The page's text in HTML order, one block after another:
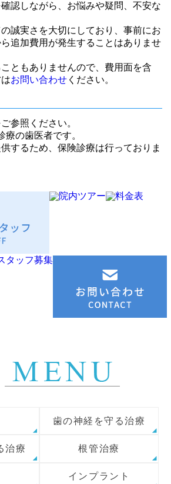
認しながら、お悩みや疑問、不安な
誠実さを大切にしており、事前にお
追加費用が発生することはありませ
ともありませんので、費用面を含
お問い合わせください。
ご参照ください。
療の歯医者です。
するため、保険診療は行っておりま
歯の神経を守る治療
治療 根管治療
インプラント